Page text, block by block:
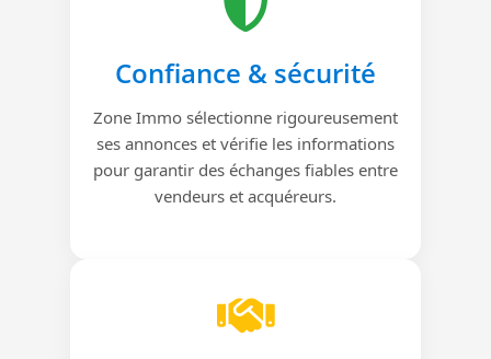
Confiance & sécurité
Zone Immo sélectionne rigoureusement
ses annonces et vérifie les informations
pour garantir des échanges fiables entre
vendeurs et acquéreurs.